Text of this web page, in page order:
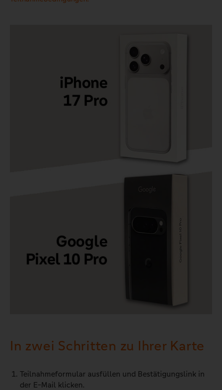
In zwei Schritten zu Ihrer Karte
Teilnahmeformular ausfüllen und Bestätigungslink in
der E-Mail klicken.